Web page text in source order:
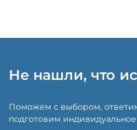
Не нашли, что
Поможем с выбором,
подготовим